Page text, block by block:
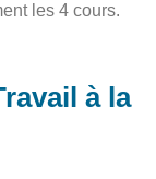
les 4 cours.
à la